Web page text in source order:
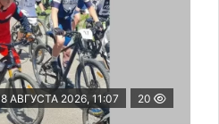
8 АВГУСТА 2026, 11:07 20